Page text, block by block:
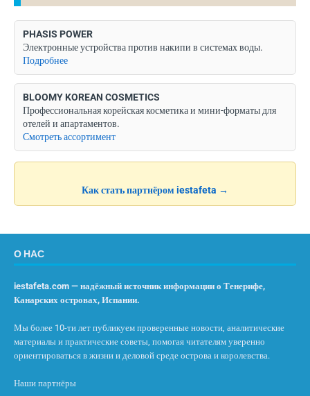
PHASIS POWER
Электронные устройства против накипи в системах воды.
Подробнее
BLOOMY KOREAN COSMETICS
Профессиональная корейская косметика и мини-форматы для
отелей и апартаментов.
Смотреть ассортимент
Как стать партнёром iestafeta →
О НАС
iestafeta.com — надёжный источник информации о Тенерифе,
Канарских островах, Испании.
Мы более 10-ти лет публикуем проверенные новости, аналитические
материалы и практические советы, помогая читателям уверенно
ориентироваться в жизни и деловой среде острова и королевства.
Наши партнёры